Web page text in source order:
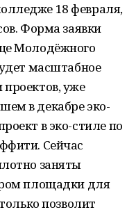
18 февраля,
Форма заявки
Молодёжного
масштабное
уже
в декабре эко-
в эко-стиле по
Сейчас
заняты
площадки для
позволит